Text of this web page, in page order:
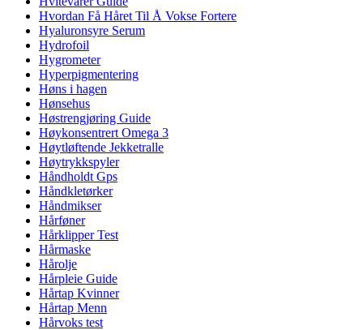
Hvordan Få Håret Til Å Vokse Fortere
Hyaluronsyre Serum
Hydrofoil
Hygrometer
Hyperpigmentering
Høns i hagen
Hønsehus
Høstrengjøring Guide
Høykonsentrert Omega 3
Høytløftende Jekketralle
Høytrykkspyler
Håndholdt Gps
Håndkletørker
Håndmikser
Hårføner
Hårklipper Test
Hårmaske
Hårolje
Hårpleie Guide
Hårtap Kvinner
Hårtap Menn
Hårvoks test